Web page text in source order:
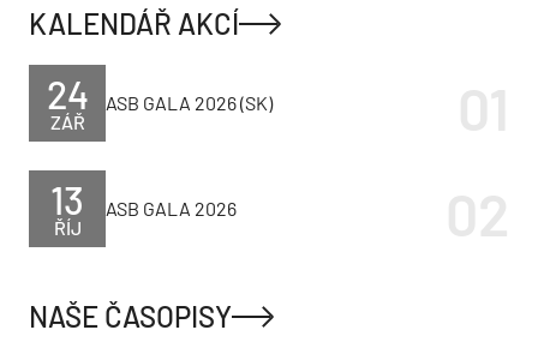
KALENDÁŘ AKCÍ
ZÁŘ
24 ASB GALA 2026 (SK)
ŘÍJ
13 ASB GALA 2026
NAŠE ČASOPISY